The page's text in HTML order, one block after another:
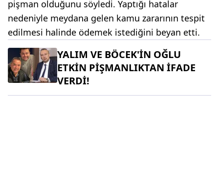
pişman olduğunu söyledi. Yaptığı hatalar
nedeniyle meydana gelen kamu zararının tespit
edilmesi halinde ödemek istediğini beyan etti.
YALIM VE BÖCEK'İN OĞLU
ETKİN PİŞMANLIKTAN İFADE
VERDİ!